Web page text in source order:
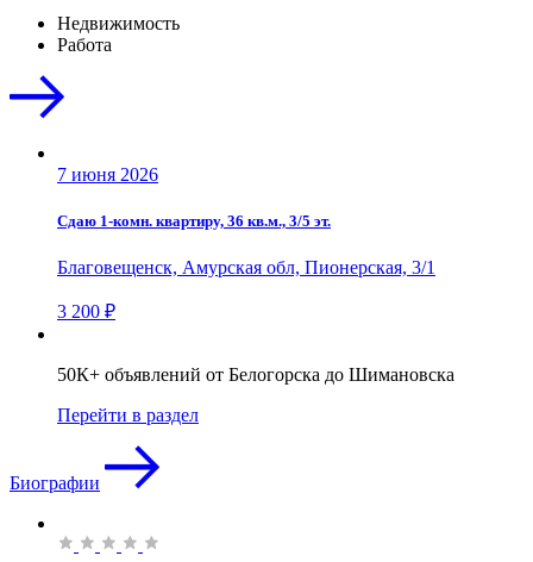
Недвижимость
Работа
7 июня 2026
Сдаю 1-комн. квартиру, 36 кв.м., 3/5 эт.
Благовещенск, Амурская обл, Пионерская, 3/1
3 200 ₽
50К+ объявлений от Белогорска до Шимановска
Перейти в раздел
Биографии